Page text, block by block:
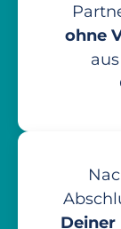
ohne
Deiner